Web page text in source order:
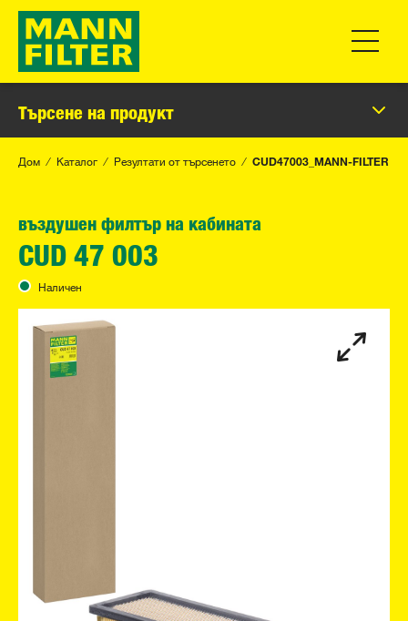
Търсене на продукт
Дом Каталог Резултати от търсенето CUD47003_MANN-FILTER
въздушен филтър на кабината
CUD 47 003
Наличен